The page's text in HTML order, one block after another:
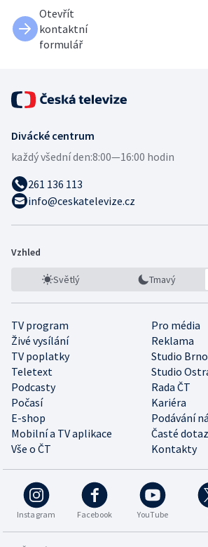
Otevřít
kontaktní
formulář
Divácké centrum
každý všední den:8:00—16:00 hodin
261 136 113
info@ceskatelevize.cz
Vzhled
Světlý Tmavý
TV program
Pro média
Živé vysílání
Reklama
TV poplatky
Studio Brno
Teletext
Studio
Podcasty
Rada ČT
Počasí
Kariéra
E-shop
Podávání
Mobilní a TV aplikace
Časté
Vše o ČT
Kontakty
Instagram Facebook YouTube